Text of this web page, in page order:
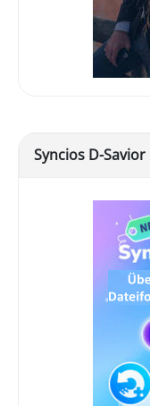
Syncios D-Savior